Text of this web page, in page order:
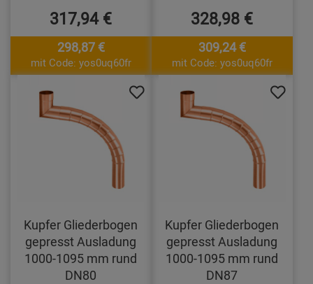
317,94 €
298,87 €
mit Code: yos0uq60fr
328,98 €
309,24 €
mit Code: yos0uq60fr
Kupfer Gliederbogen
gepresst Ausladung
1000-1095 mm rund
DN80
Kupfer Gliederbogen
gepresst Ausladung
1000-1095 mm rund
DN87